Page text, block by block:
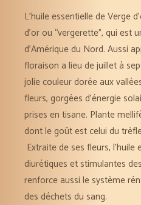
L’huile essentielle de Verge
d’or ou “vergerette”, qui est
d’Amérique du Nord. Aussi
floraison a lieu de juillet à
jolie couleur dorée aux
fleurs, gorgées d’énergie
prises en tisane. Plante
dont le goût est celui du
Extraite de ses fleurs,
diurétiques et stimulantes
renforce aussi le système
des déchets du sang.